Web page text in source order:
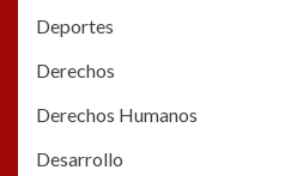
Deportes
Derechos
Derechos Humanos
Desarrollo